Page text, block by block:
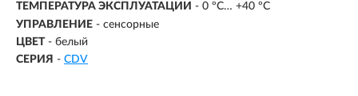
ТЕМПЕРАТУРА ЭКСПЛУАТАЦИИ - 0 ºС… +40 ºС
УПРАВЛЕНИЕ - сенсорные
ЦВЕТ - белый
СЕРИЯ - СDV